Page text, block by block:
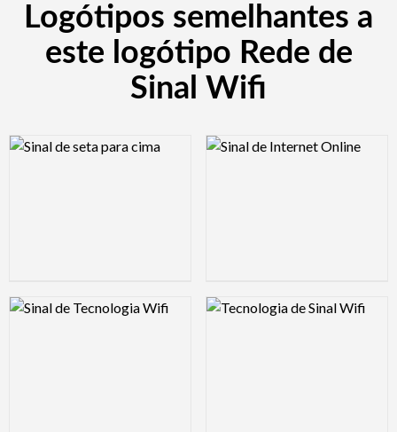
Logótipos semelhantes a
este logótipo Rede de
Sinal Wifi
Logo Preview Image Logo Preview Image
Logo Preview Image Logo Preview Image